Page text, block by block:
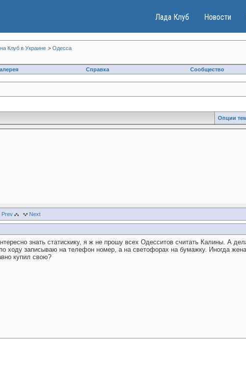
Лада Клуб Новости
Клуб в Украине > Одесса
Справка Сообщество
Опции
Prev Next
знать статискику, я ж не прошу всех Одесситов считать Калины. А
ходу записываю на телефон номер, а на светофорах на бумажку. Иногда
купил свою?